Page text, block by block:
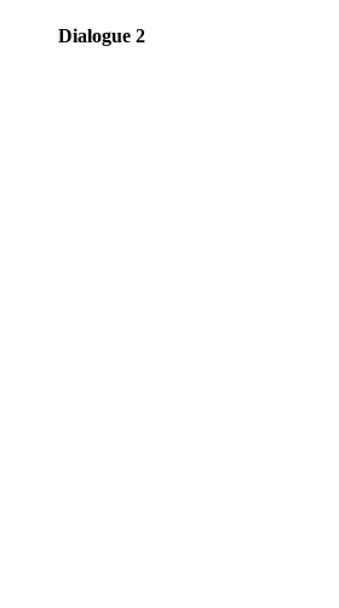
Dialogue 2